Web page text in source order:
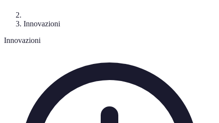
Innovazioni
Innovazioni